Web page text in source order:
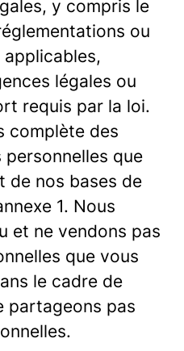
y compris le
ou
applicables,
légales ou
requis par la loi.
complète des
que
de nos bases de
1. Nous
et ne vendons pas
que vous
le cadre de
partageons pas